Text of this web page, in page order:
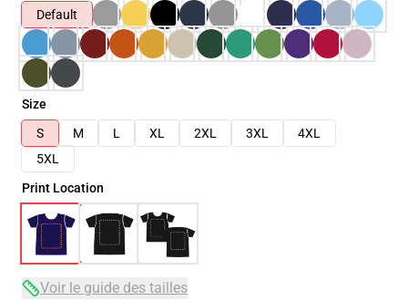
Default
Size
S
M L XL 2XL 3XL
4XL
5XL
Print Location
Voir le guide des tailles